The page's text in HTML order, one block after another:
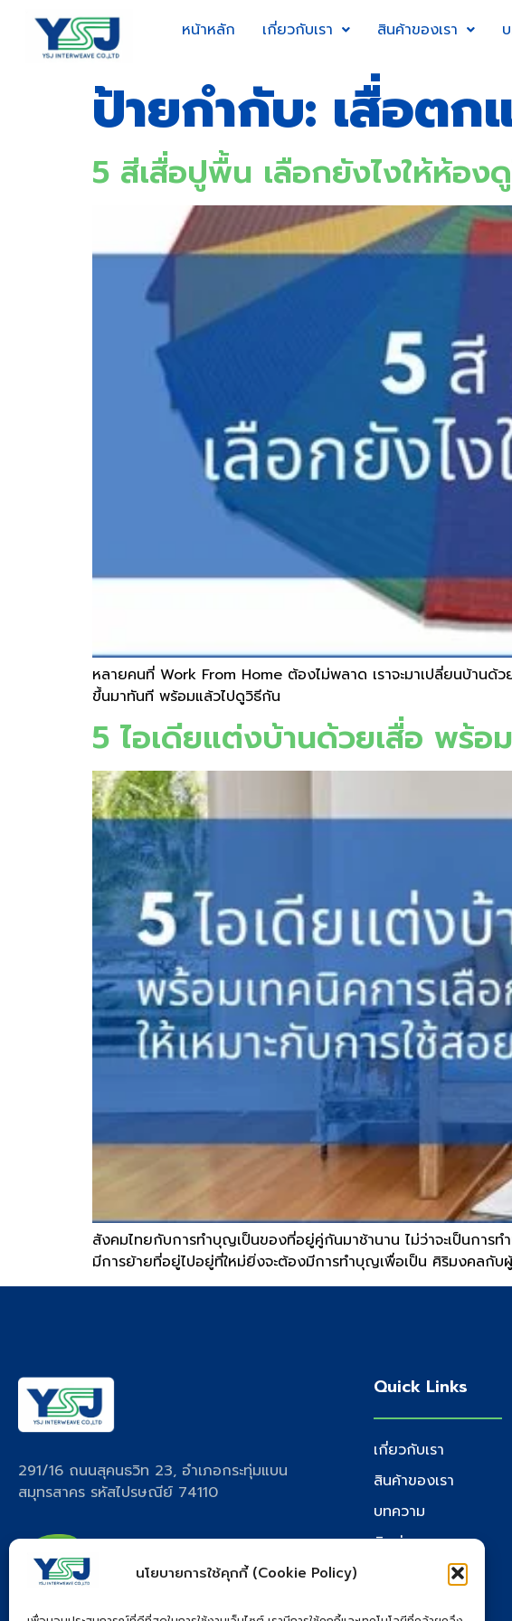
นโยบายการใช้คุกกี้ (Cookie Policy)
หน้าหลัก เกี่ยวกับเรา สินค้าของเรา
ป้ายกำกับ: เสื่อตก
5 สีเสื่อปูพื้น เลือกยังไงให้ห้อง
หลายคนที่ Work From Home ต้องไม่พลาด เราจะมาเปลี่ยนบ้านด้
ขึ้นมาทันที พร้อมแล้วไปดูวิธีกัน
5 ไอเดียแต่งบ้านด้วยเสื่อ พร้อ
สังคมไทยกับการทำบุญเป็นของที่อยู่คู่กันมาช้านาน ไม่ว่าจะเป็นการ
มีการย้ายที่อยู่ไปอยู่ที่ใหม่ยิ่งจะต้องมีการทำบุญเพื่อเป็น ศิริมงคลกั
291/16 ถนนสุคนธวิท 23, อำเภอกระทุ่มแบน
สมุทรสาคร รหัสไปรษณีย์ 74110
Quick Links
เกี่ยวกับเรา
สินค้าของเรา
บทความ
ติดต่อเรา